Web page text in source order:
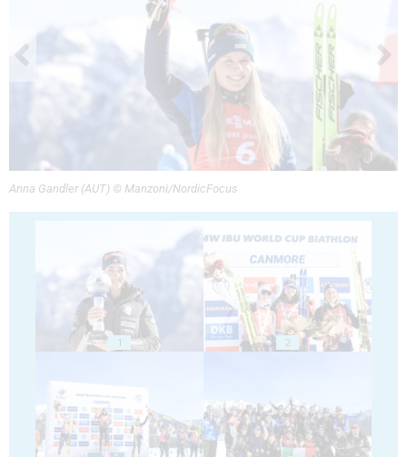
Anna Gandler (AUT) © Manzoni/NordicFocus
1 2